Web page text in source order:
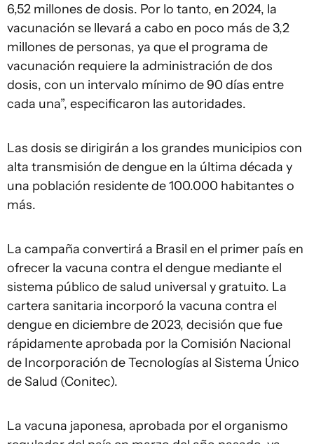
6,52 millones de dosis. Por lo tanto, en 2024, la
vacunación se llevará a cabo en poco más de 3,2
millones de personas, ya que el programa de
vacunación requiere la administración de dos
dosis, con un intervalo mínimo de 90 días entre
cada una”, especificaron las autoridades.
Las dosis se dirigirán a los grandes municipios con
alta transmisión de dengue en la última década y
una población residente de 100.000 habitantes o
más.
La campaña convertirá a Brasil en el primer país en
ofrecer la vacuna contra el dengue mediante el
sistema público de salud universal y gratuito. La
cartera sanitaria incorporó la vacuna contra el
dengue en diciembre de 2023, decisión que fue
rápidamente aprobada por la Comisión Nacional
de Incorporación de Tecnologías al Sistema Único
de Salud (Conitec).
La vacuna japonesa, aprobada por el organismo